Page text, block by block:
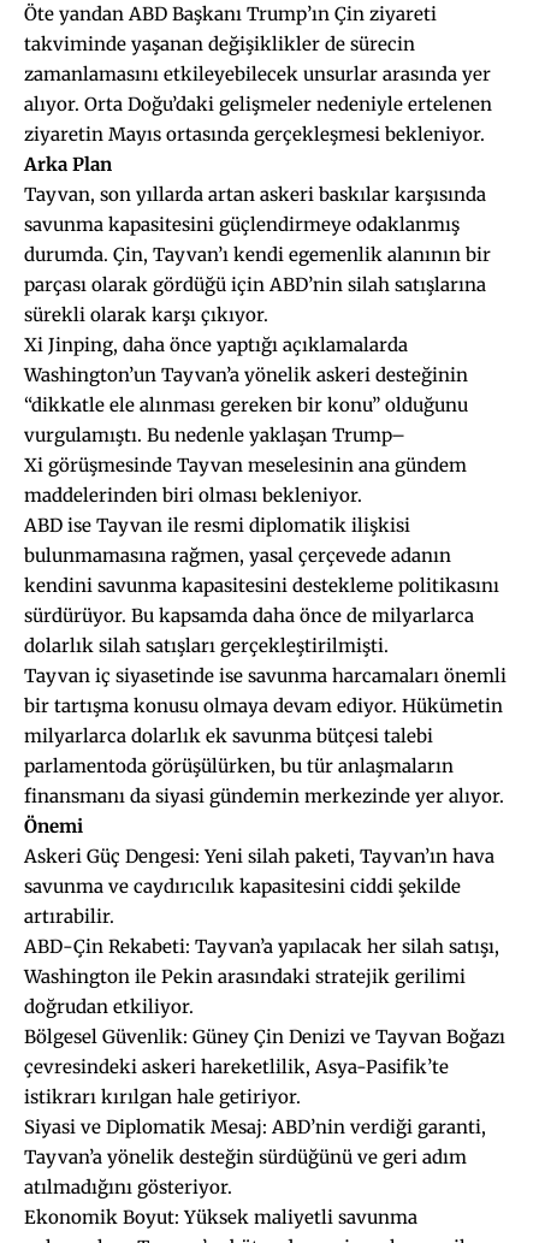
Öte yandan ABD Başkanı Trump’ın Çin ziyareti
takviminde yaşanan değişiklikler de sürecin
zamanlamasını etkileyebilecek unsurlar arasında yer
alıyor. Orta Doğu’daki gelişmeler nedeniyle ertelenen
ziyaretin Mayıs ortasında gerçekleşmesi bekleniyor.
Arka Plan
Tayvan, son yıllarda artan askeri baskılar karşısında
savunma kapasitesini güçlendirmeye odaklanmış
durumda. Çin, Tayvan’ı kendi egemenlik alanının bir
parçası olarak gördüğü için ABD’nin silah satışlarına
sürekli olarak karşı çıkıyor.
Xi Jinping, daha önce yaptığı açıklamalarda
Washington’un Tayvan’a yönelik askeri desteğinin
“dikkatle ele alınması gereken bir konu” olduğunu
vurgulamıştı. Bu nedenle yaklaşan Trump–
Xi görüşmesinde Tayvan meselesinin ana gündem
maddelerinden biri olması bekleniyor.
ABD ise Tayvan ile resmi diplomatik ilişkisi
bulunmamasına rağmen, yasal çerçevede adanın
kendini savunma kapasitesini destekleme politikasını
sürdürüyor. Bu kapsamda daha önce de milyarlarca
dolarlık silah satışları gerçekleştirilmişti.
Tayvan iç siyasetinde ise savunma harcamaları önemli
bir tartışma konusu olmaya devam ediyor. Hükümetin
milyarlarca dolarlık ek savunma bütçesi talebi
parlamentoda görüşülürken, bu tür anlaşmaların
finansmanı da siyasi gündemin merkezinde yer alıyor.
Önemi
Askeri Güç Dengesi: Yeni silah paketi, Tayvan’ın hava
savunma ve caydırıcılık kapasitesini ciddi şekilde
artırabilir.
ABD-Çin Rekabeti: Tayvan’a yapılacak her silah satışı,
Washington ile Pekin arasındaki stratejik gerilimi
doğrudan etkiliyor.
Bölgesel Güvenlik: Güney Çin Denizi ve Tayvan Boğazı
çevresindeki askeri hareketlilik, Asya-Pasifik’te
istikrarı kırılgan hale getiriyor.
Siyasi ve Diplomatik Mesaj: ABD’nin verdiği garanti,
Tayvan’a yönelik desteğin sürdüğünü ve geri adım
atılmadığını gösteriyor.
Ekonomik Boyut: Yüksek maliyetli savunma